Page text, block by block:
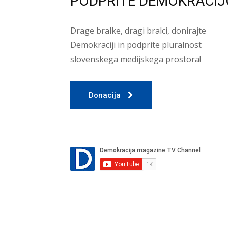
Drage bralke, dragi bralci, donirajte
Demokraciji in podprite pluralnost
slovenskega medijskega prostora!
Donacija